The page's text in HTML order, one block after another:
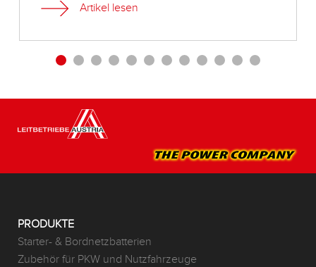
Artikel lesen
PRODUKTE
Starter- & Bordnetzbatterien
Zubehör für PKW und Nutzfahrzeuge